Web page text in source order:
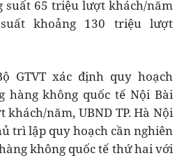
suất 65 triệu lượt khách/năm
khoảng 130 triệu lượt
GTVT xác định quy hoạch
hàng không quốc tế Nội Bài
năm, UBND TP. Hà Nội
trì lập quy hoạch cần nghiên
không quốc tế thứ hai với